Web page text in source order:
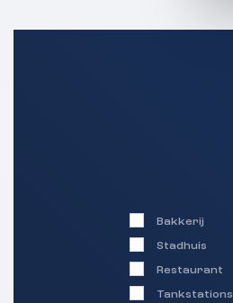
Bakkerij
Stadhuis
Restaurant
Tankstations